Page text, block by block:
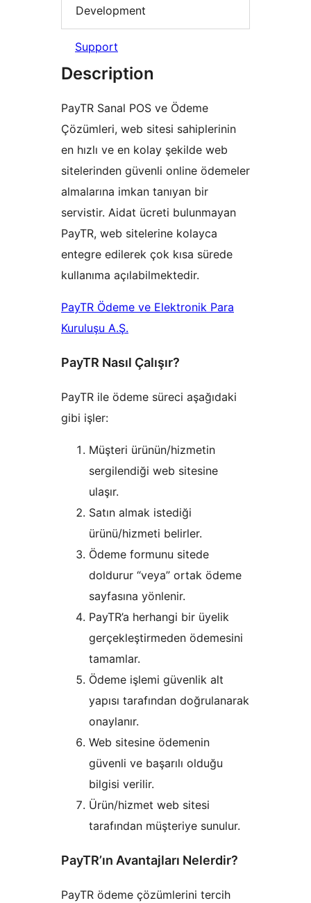
Development
Support
Description
PayTR Sanal POS ve Ödeme
Çözümleri, web sitesi sahiplerinin
en hızlı ve en kolay şekilde web
sitelerinden güvenli online ödemeler
almalarına imkan tanıyan bir
servistir. Aidat ücreti bulunmayan
PayTR, web sitelerine kolayca
entegre edilerek çok kısa sürede
kullanıma açılabilmektedir.
PayTR Ödeme ve Elektronik Para
Kuruluşu A.Ş.
PayTR Nasıl Çalışır?
PayTR ile ödeme süreci aşağıdaki
gibi işler:
Müşteri ürünün/hizmetin
sergilendiği web sitesine
ulaşır.
Satın almak istediği
ürünü/hizmeti belirler.
Ödeme formunu sitede
doldurur “veya” ortak ödeme
sayfasına yönlenir.
PayTR’a herhangi bir üyelik
gerçekleştirmeden ödemesini
tamamlar.
Ödeme işlemi güvenlik alt
yapısı tarafından doğrulanarak
onaylanır.
Web sitesine ödemenin
güvenli ve başarılı olduğu
bilgisi verilir.
Ürün/hizmet web sitesi
tarafından müşteriye sunulur.
PayTR’ın Avantajları Nelerdir?
PayTR ödeme çözümlerini tercih